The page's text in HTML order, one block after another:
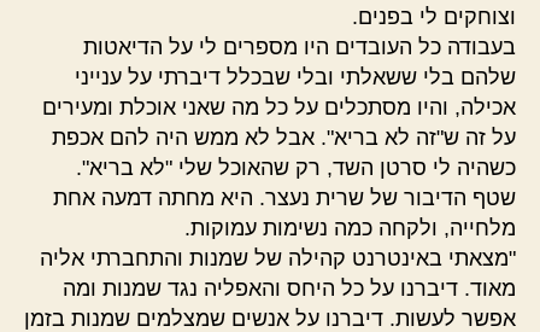
וצוחקים לי בפנים.
בעבודה כל העובדים היו מספרים לי על הדיאטות
שלהם בלי ששאלתי ובלי שבכלל דיברתי על ענייני
אכילה, והיו מסתכלים על כל מה שאני אוכלת ומעירים
על זה ש"זה לא בריא". אבל לא ממש היה להם אכפת
כשהיה לי סרטן השד, רק שהאוכל שלי "לא בריא".
שטף הדיבור של שרית נעצר. היא מחתה דמעה אחת
מלחייה, ולקחה כמה נשימות עמוקות.
"מצאתי באינטרנט קהילה של שמנות והתחברתי אליה
מאוד. דיברנו על כל היחס והאפליה נגד שמנות ומה
אפשר לעשות. דיברנו על אנשים שמצלמים שמנות בזמן